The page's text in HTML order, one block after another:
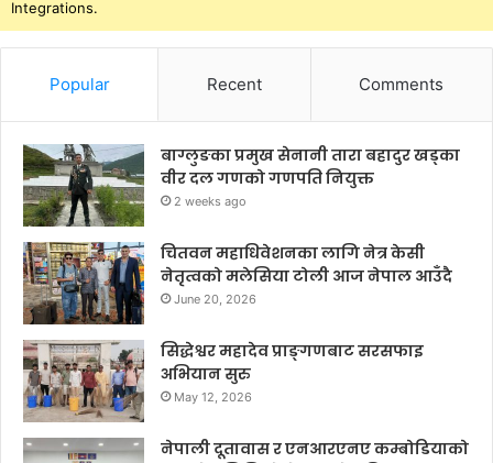
Integrations.
Popular Recent Comments
बाग्लुङका प्रमुख सेनानी तारा बहादुर खड्का
वीर दल गणको गणपति नियुक्त
2 weeks ago
चितवन महाधिवेशनका लागि नेत्र केसी
नेतृत्वको मलेसिया टोली आज नेपाल आउँदै
June 20, 2026
सिद्धेश्वर महादेव प्राङ्गणबाट सरसफाइ
अभियान सुरु
May 12, 2026
नेपाली दूतावास र एनआरएनए कम्बोडियाको